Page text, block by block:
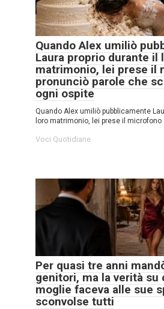
Quando Alex umiliò
Laura proprio durante il
matrimonio, lei prese il
pronunciò parole che
ogni ospite
Quando Alex umiliò pubblicamente
loro matrimonio, lei prese il microfono
Voci Quotidiane
Per quasi tre anni
genitori, ma la verità su
moglie faceva alle sue
sconvolse tutti